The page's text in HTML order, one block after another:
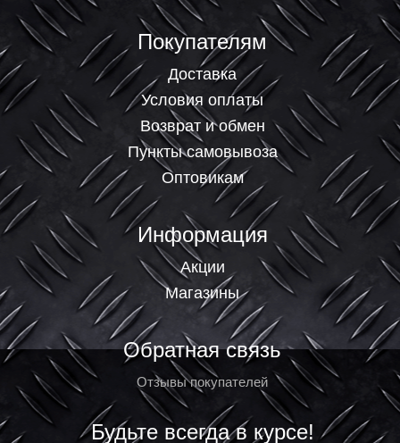
Покупателям
Доставка
Условия оплаты
Возврат и обмен
Пункты самовывоза
Оптовикам
Информация
Акции
Магазины
Обратная связь
Отзывы покупателей
Будьте всегда в курсе!